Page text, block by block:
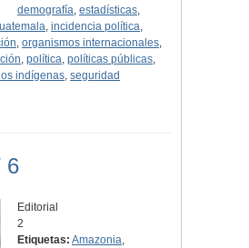
demografía,estadísticas,
, incidencia política,
, organismos internacionales,
, política, políticas públicas,
indígenas, seguridad
6
Editorial
2
Etiquetas: Amazonia,